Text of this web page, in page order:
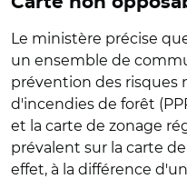
Le ministère précise
un ensemble de
prévention des risques
d'incendies de forêt
et la carte de zonage
prévalent sur la carte
effet, à la différence